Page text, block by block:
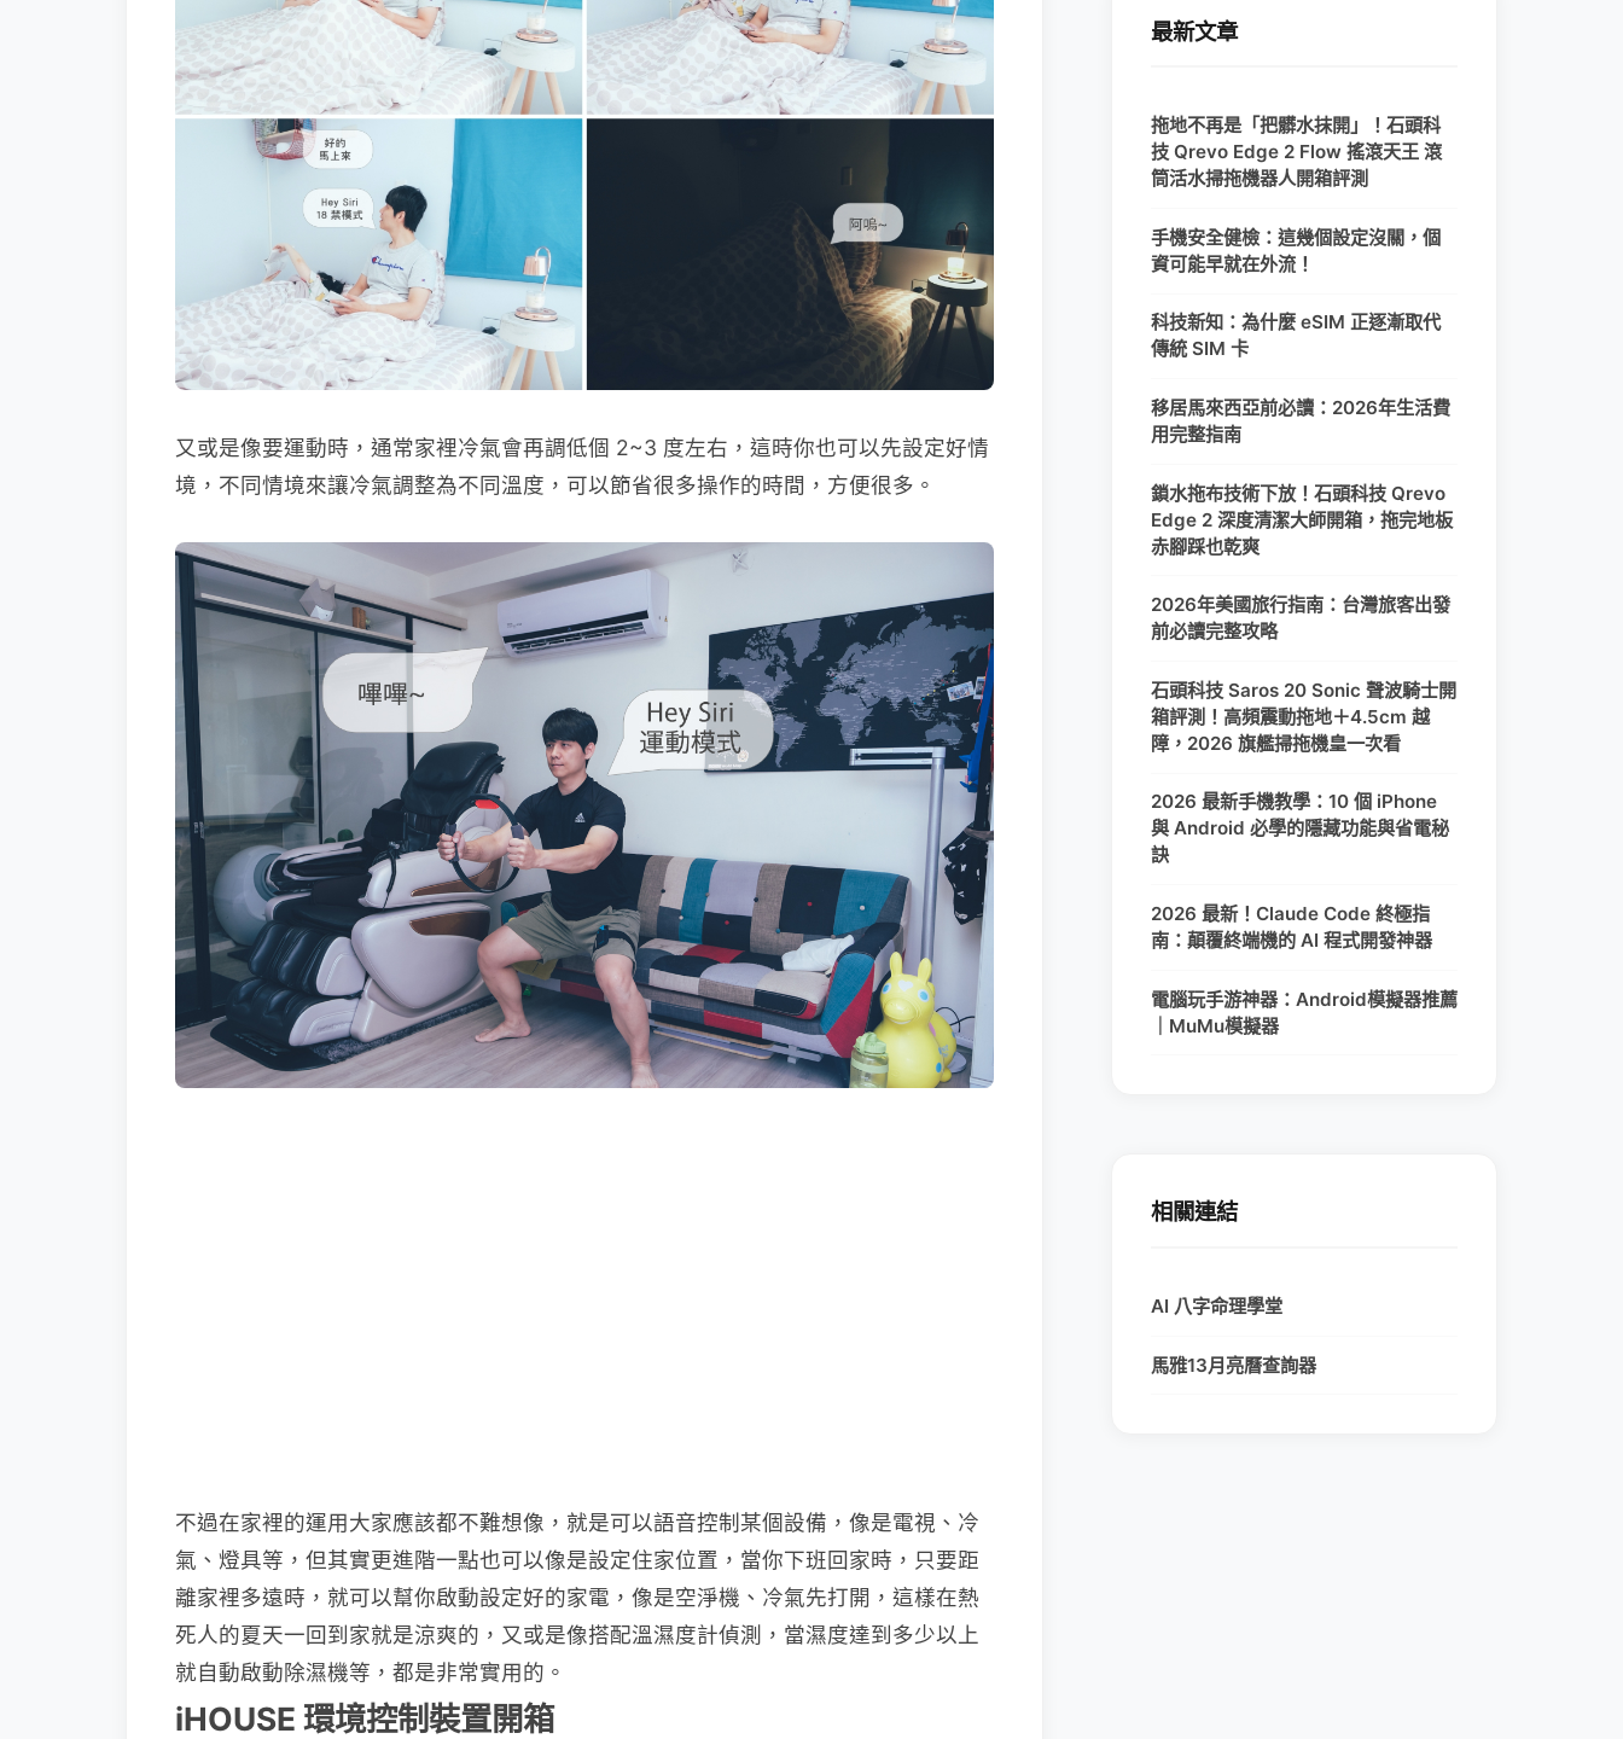
又或是像要運動時，通常家裡冷氣會再調低個 2~3 度左右，這時你也可以先設定好情
境，不同情境來讓冷氣調整為不同溫度，可以節省很多操作的時間，方便很多。
不過在家裡的運用大家應該都不難想像，就是可以語音控制某個設備，像是電視、冷
氣、燈具等，但其實更進階一點也可以像是設定住家位置，當你下班回家時，只要距
離家裡多遠時，就可以幫你啟動設定好的家電，像是空淨機、冷氣先打開，這樣在熱
死人的夏天一回到家就是涼爽的，又或是像搭配溫濕度計偵測，當濕度達到多少以上
就自動啟動除濕機等，都是非常實用的。
iHOUSE 環境控制裝置開箱
最新文章
拖地不再是「把髒水抹開」！石頭科
技 Qrevo Edge 2 Flow 搖滾天王 滾
筒活水掃拖機器人開箱評測
手機安全健檢：這幾個設定沒關，個
資可能早就在外流！
科技新知：為什麼 eSIM 正逐漸取代
傳統 SIM 卡
移居馬來西亞前必讀：2026年生活費
用完整指南
鎖水拖布技術下放！石頭科技 Qrevo
Edge 2 深度清潔大師開箱，拖完地板
赤腳踩也乾爽
2026年美國旅行指南：台灣旅客出發
前必讀完整攻略
石頭科技 Saros 20 Sonic 聲波騎士開
箱評測！高頻震動拖地＋4.5cm 越
障，2026 旗艦掃拖機皇一次看
2026 最新手機教學：10 個 iPhone
與 Android 必學的隱藏功能與省電秘
訣
2026 最新！Claude Code 終極指
南：顛覆終端機的 AI 程式開發神器
電腦玩手游神器：Android模擬器推薦
｜MuMu模擬器
相關連結
AI 八字命理學堂
馬雅13月亮曆查詢器